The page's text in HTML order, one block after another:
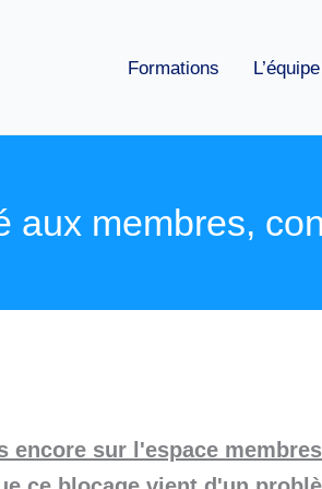
Formations L’équipe
aux membres,
encore sur l'espace membres